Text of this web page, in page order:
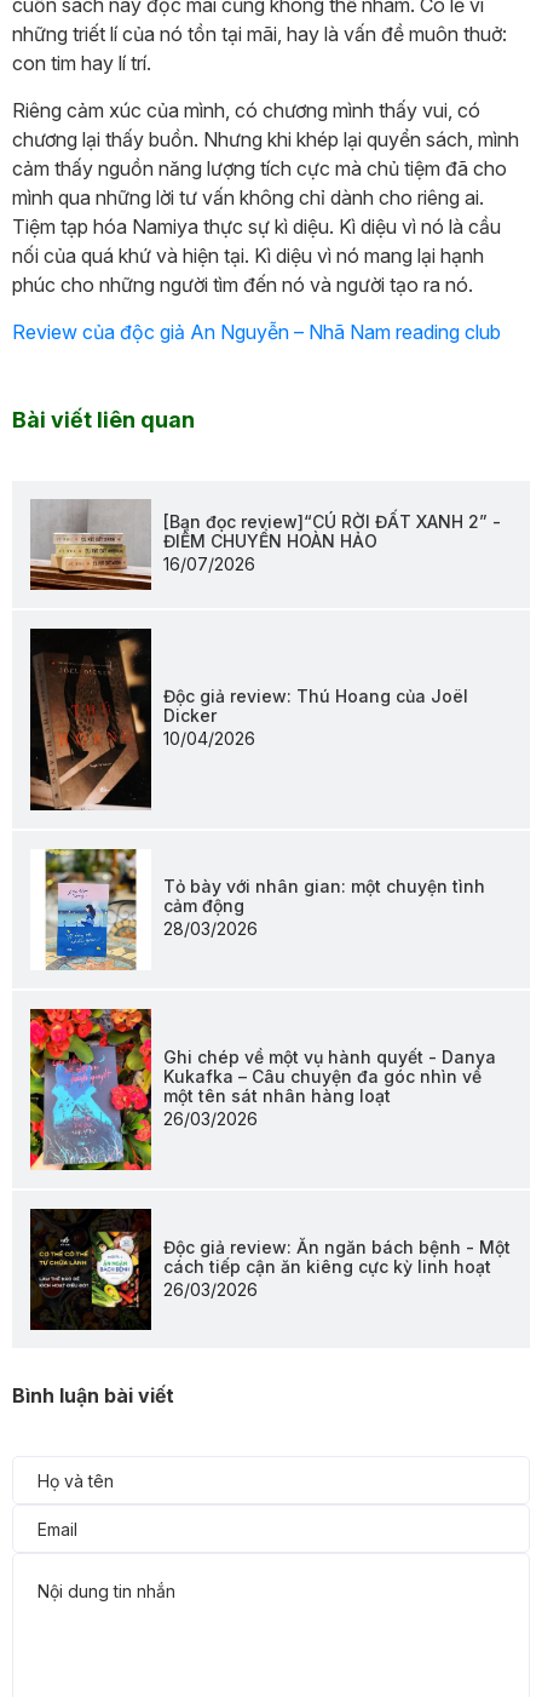
những triết lí của nó tồn tại mãi, hay là vấn đề muôn thuở:
con tim hay lí trí.
Riêng cảm xúc của mình, có chương mình thấy vui, có
chương lại thấy buồn. Nhưng khi khép lại quyển sách, mình
cảm thấy nguồn năng lượng tích cực mà chủ tiệm đã cho
mình qua những lời tư vấn không chỉ dành cho riêng ai.
Tiệm tạp hóa Namiya thực sự kì diệu. Kì diệu vì nó là cầu
nối của quá khứ và hiện tại. Kì diệu vì nó mang lại hạnh
phúc cho những người tìm đến nó và người tạo ra nó.
Review của độc giả An Nguyễn – Nhã Nam reading club
Bài viết liên quan
[Bạn đọc review]“CÚ RỜI ĐẤT XANH 2” -
ĐIỂM CHUYỂN HOÀN HẢO
16/07/2026
Độc giả review: Thú Hoang của Joël
Dicker
10/04/2026
Tỏ bày với nhân gian: một chuyện tình
cảm động
28/03/2026
Ghi chép về một vụ hành quyết - Danya
Kukafka – Câu chuyện đa góc nhìn về
một tên sát nhân hàng loạt
26/03/2026
Độc giả review: Ăn ngăn bách bệnh - Một
cách tiếp cận ăn kiêng cực kỳ linh hoạt
26/03/2026
Bình luận bài viết